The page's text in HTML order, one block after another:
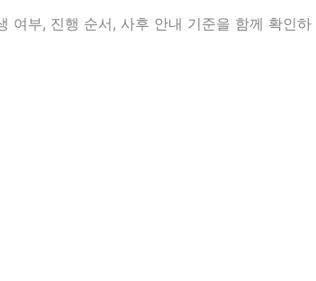
여부, 진행 순서, 사후 안내 기준을 함께 확인하